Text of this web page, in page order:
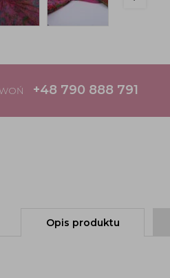
+48 790 888 791
Opis produktu